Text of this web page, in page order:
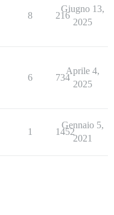
8 216
Giugno 13,
2025
6 734
Aprile 4,
2025
1 1452
Gennaio 5,
2021